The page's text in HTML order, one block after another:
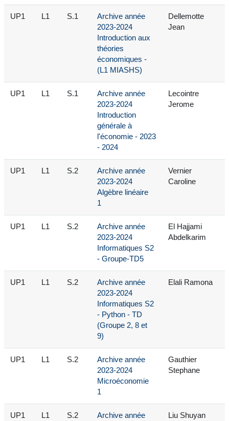
UP1 L1 S.1
Archive année
2023-2024
Introduction aux
théories
économiques -
(L1 MIASHS)
Dellemotte
Jean
UP1 L1 S.1
Archive année
2023-2024
Introduction
générale à
l'économie - 2023
- 2024
Lecointre
Jerome
UP1 L1 S.2
Archive année
2023-2024
Algèbre linéaire
1
Vernier
Caroline
UP1 L1 S.2
Archive année
2023-2024
Informatiques S2
- Groupe-TD5
El Hajjami
Abdelkarim
UP1 L1 S.2
Archive année
2023-2024
Informatiques S2
- Python - TD
(Groupe 2, 8 et
9)
Elali Ramona
UP1 L1 S.2
Archive année
2023-2024
Microéconomie
1
Gauthier
Stephane
UP1 L1 S.2
Archive année
Liu Shuyan